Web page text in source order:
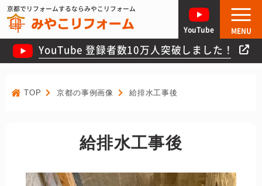
京都でリフォームするならみやこリフォーム
YouTube 登録者数10万人突破しました！
YouTube MENU
TOP 京都の事例画像 給排水工事後
給排水工事後